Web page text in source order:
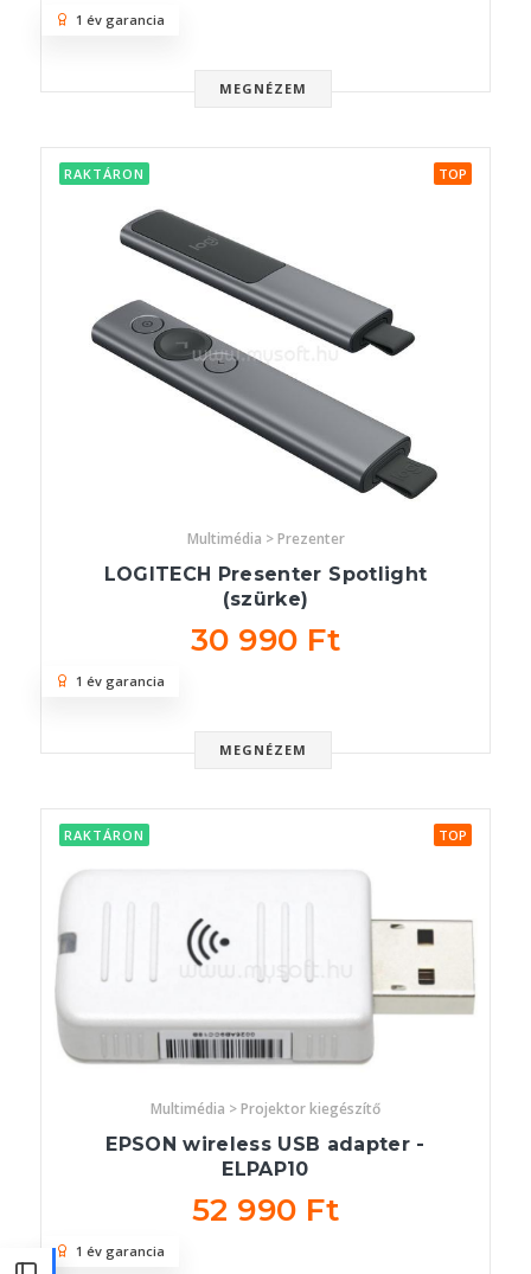
MEGNÉZEM
1 év garancia
RAKTÁRON TOP
Multimédia > Prezenter
LOGITECH Presenter Spotlight
(szürke)
30 990 Ft
MEGNÉZEM
1 év garancia
RAKTÁRON TOP
Multimédia > Projektor kiegészítő
EPSON wireless USB adapter -
ELPAP10
52 990 Ft
1 év garancia